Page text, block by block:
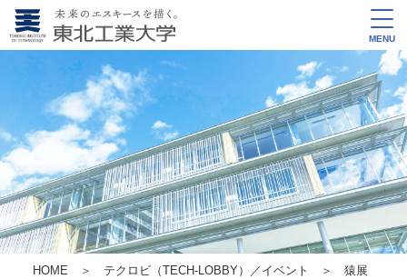
MENU
HOME ＞ テクロビ（TECH-LOBBY）／イベント
＞ 猿展